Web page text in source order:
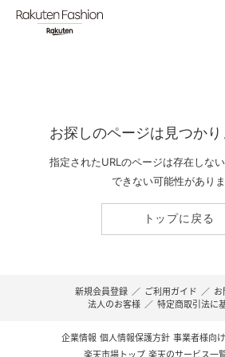
お探しのページは見つか
指定されたURLのページは存在しな
できない可能性がありま
トップに戻る
新規会員登録 ／ ご利用ガイド ／
法人のお客様 ／ 特定商取引法に
企業情報 個人情報保護方針 事業者様向
楽天市場トップ 楽天のサービス一